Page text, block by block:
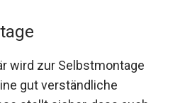
wird zur Selbstmontage
gut verständliche